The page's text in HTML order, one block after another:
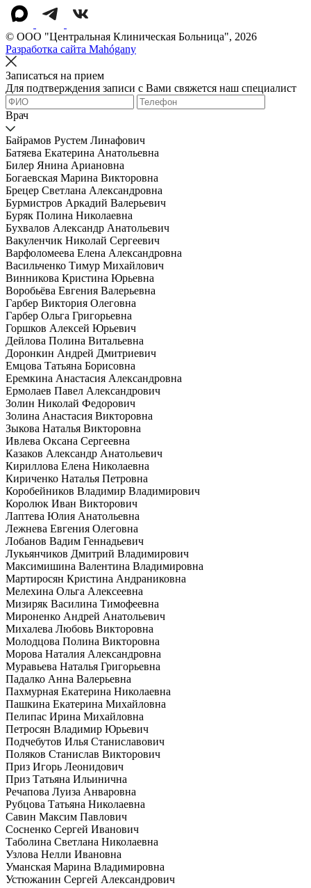
© OOO "Центральная Клиническая Больница", 2026
Разработка сайта Mahógany
Записаться на прием
Для подтверждения записи с Вами свяжется наш специалист
Врач
Байрамов Рустем Линафович
Батяева Екатерина Анатольевна
Билер Янина Ариановна
Богаевская Марина Викторовна
Брецер Светлана Александровна
Бурмистров Аркадий Валерьевич
Буряк Полина Николаевна
Бухвалов Александр Анатольевич
Вакуленчик Николай Сергеевич
Варфоломеева Елена Александровна
Васильченко Тимур Михайлович
Винникова Кристина Юрьевна
Воробьёва Евгения Валерьевна
Гарбер Виктория Олеговна
Гарбер Ольга Григорьевна
Горшков Алексей Юрьевич
Дейлова Полина Витальевна
Доронкин Андрей Дмитриевич
Емцова Татьяна Борисовна
Еремкина Анастасия Александровна
Ермолаев Павел Александрович
Золин Николай Федорович
Золина Анастасия Викторовна
Зыкова Наталья Викторовна
Ивлева Оксана Сергеевна
Казаков Александр Анатольевич
Кириллова Елена Николаевна
Кириченко Наталья Петровна
Коробейников Владимир Владимирович
Королюк Иван Викторович
Лаптева Юлия Анатольевна
Лежнева Евгения Олеговна
Лобанов Вадим Геннадьевич
Лукьянчиков Дмитрий Владимирович
Максимишина Валентина Владимировна
Мартиросян Кристина Андраниковна
Мелехина Ольга Алексеевна
Мизиряк Василина Тимофеевна
Мироненко Андрей Анатольевич
Михалева Любовь Викторовна
Молодцова Полина Викторовна
Морова Наталия Александровна
Муравьева Наталья Григорьевна
Падалко Анна Валерьевна
Пахмурная Екатерина Николаевна
Пашкина Екатерина Михайловна
Пелипас Ирина Михайловна
Петросян Владимир Юрьевич
Подчебутов Илья Станиславович
Поляков Станислав Викторович
Приз Игорь Леонидович
Приз Татьяна Ильинична
Речапова Луиза Анваровна
Рубцова Татьяна Николаевна
Савин Максим Павлович
Сосненко Сергей Иванович
Таболина Светлана Николаевна
Узлова Нелли Ивановна
Уманская Марина Владимировна
Устюжанин Сергей Александрович